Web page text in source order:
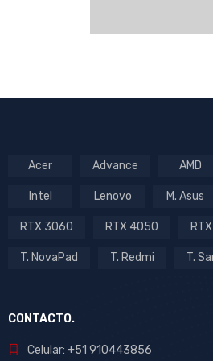
Acer Advance AMD
Intel Lenovo M. Asus
RTX 3060 RTX 4050
T. NovaPad T. Redmi T.
CONTACTO.
Celular: +51 910443856